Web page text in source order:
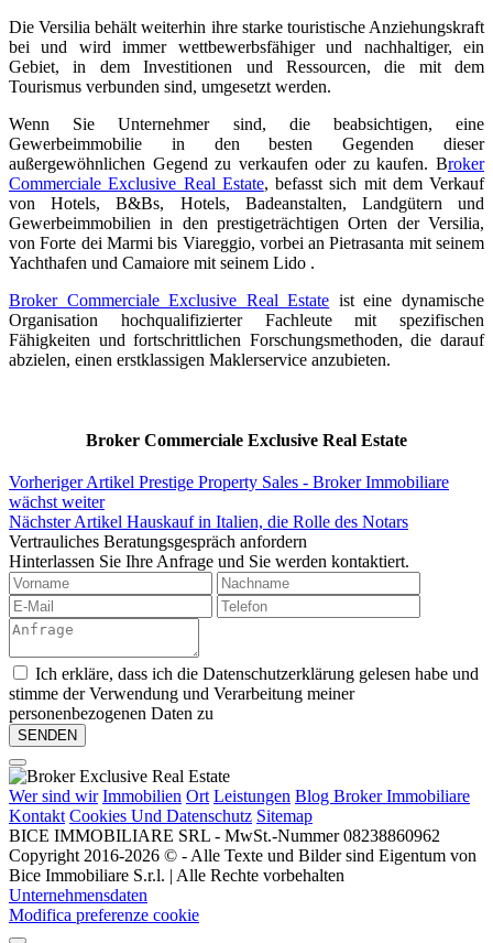
Die Versilia behält weiterhin ihre starke touristische Anziehungskraft
bei und wird immer wettbewerbsfähiger und nachhaltiger, ein
Gebiet, in dem Investitionen und Ressourcen, die mit dem
Tourismus verbunden sind, umgesetzt werden.
Wenn Sie Unternehmer sind, die beabsichtigen, eine
Gewerbeimmobilie in den besten Gegenden dieser
außergewöhnlichen Gegend zu verkaufen oder zu kaufen. Broker
Commerciale Exclusive Real Estate, befasst sich mit dem Verkauf
von Hotels, B&Bs, Hotels, Badeanstalten, Landgütern und
Gewerbeimmobilien in den prestigeträchtigen Orten der Versilia,
von Forte dei Marmi bis Viareggio, vorbei an Pietrasanta mit seinem
Yachthafen und Camaiore mit seinem Lido .
Broker Commerciale Exclusive Real Estate ist eine dynamische
Organisation hochqualifizierter Fachleute mit spezifischen
Fähigkeiten und fortschrittlichen Forschungsmethoden, die darauf
abzielen, einen erstklassigen Maklerservice anzubieten.
Broker Commerciale Exclusive Real Estate
Vorheriger Artikel Prestige Property Sales - Broker Immobiliare
wächst weiter
Nächster Artikel Hauskauf in Italien, die Rolle des Notars
Vertrauliches Beratungsgespräch anfordern
Hinterlassen Sie Ihre Anfrage und Sie werden kontaktiert.
Ich erkläre, dass ich die Datenschutzerklärung gelesen habe und
stimme der Verwendung und Verarbeitung meiner
personenbezogenen Daten zu
Wer sind wir Immobilien Ort Leistungen Blog Broker Immobiliare
Kontakt Cookies Und Datenschutz Sitemap
BICE IMMOBILIARE SRL - MwSt.-Nummer 08238860962
Copyright 2016-2026 © - Alle Texte und Bilder sind Eigentum von
Bice Immobiliare S.r.l. | Alle Rechte vorbehalten
Unternehmensdaten
Modifica preferenze cookie